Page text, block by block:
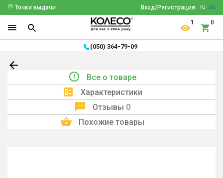
ru ua
Вход/Регистрация
Точки выдачи
1 0
(050) 364-79-09
Все о товаре
Характеристики
Отзывы 0
Похожие товары